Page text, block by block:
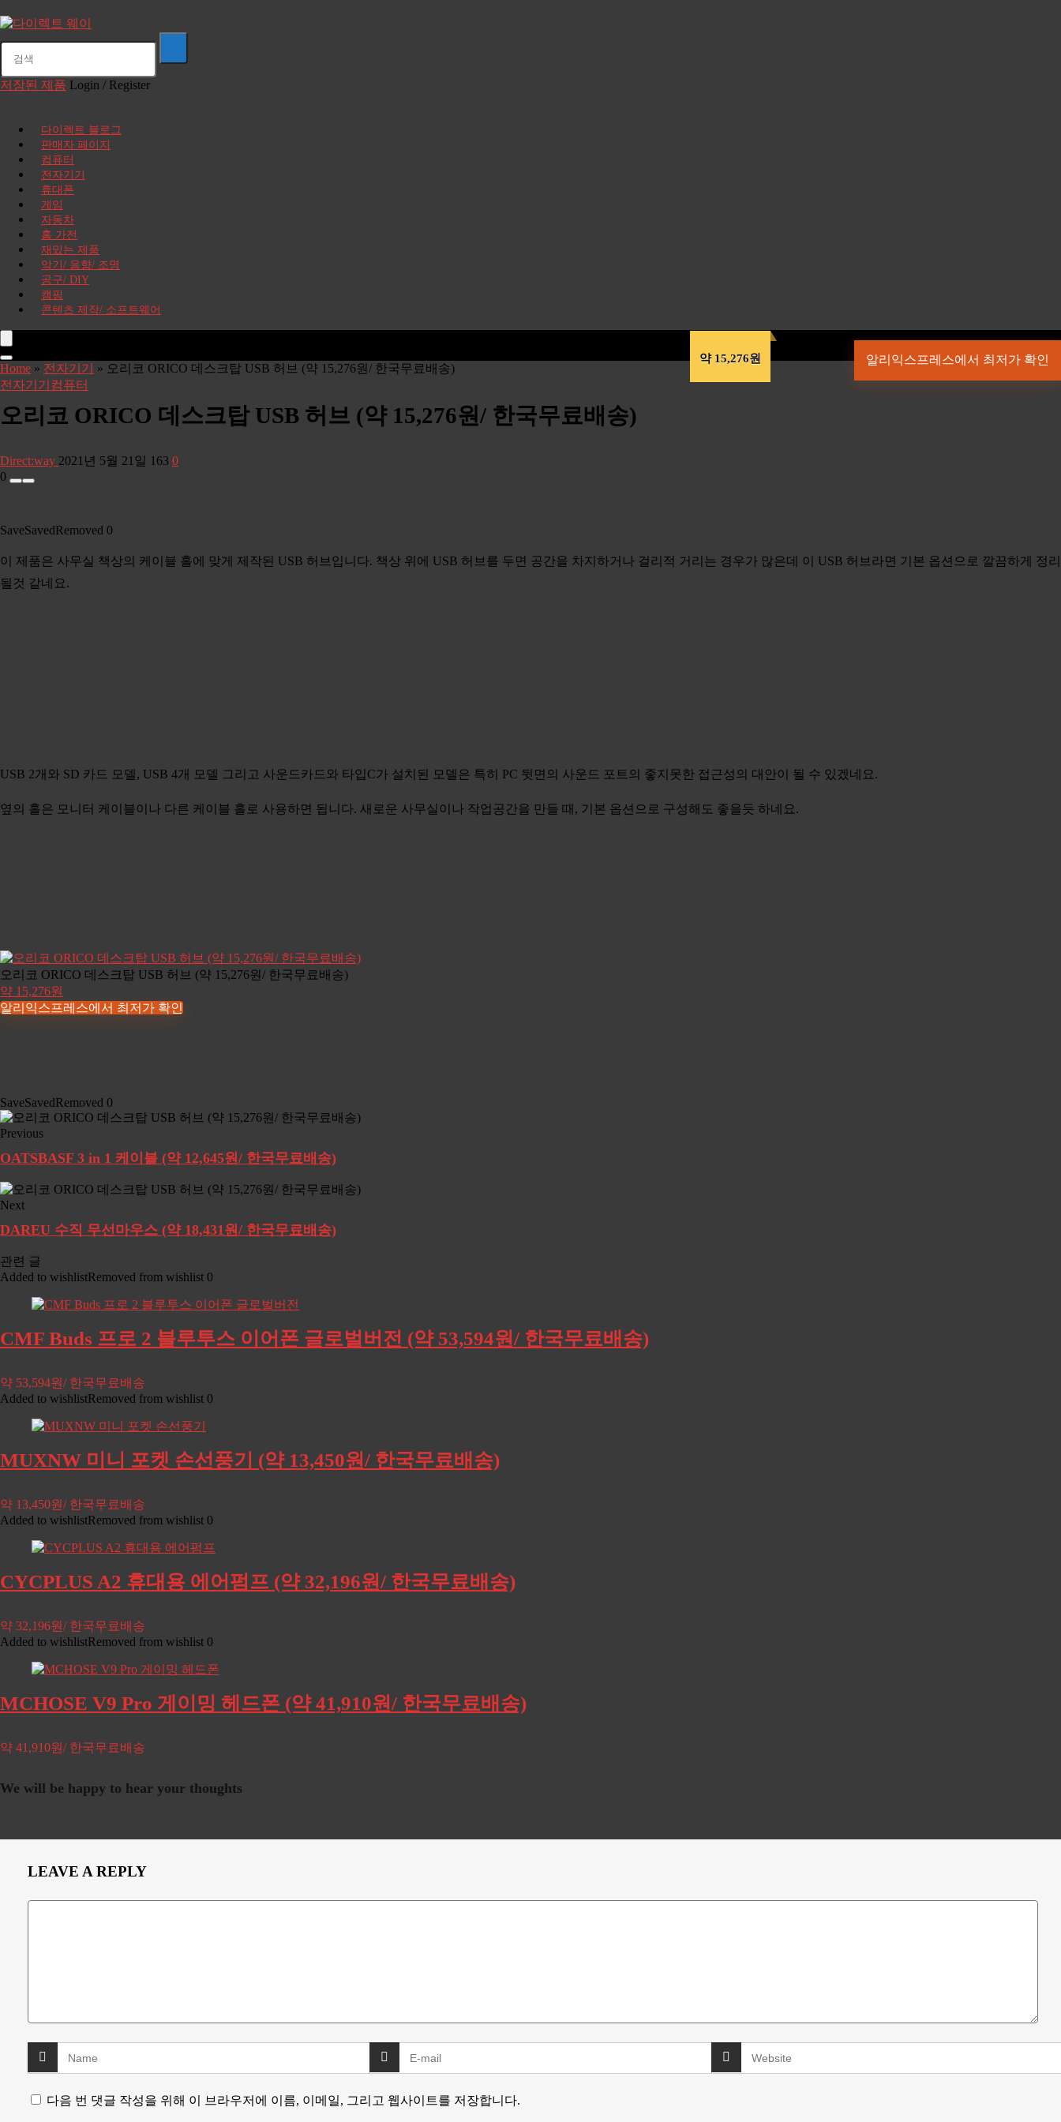
저장된 제품 Login / Register
다이렉트 블로그
판매자 페이지
컴퓨터
전자기기
휴대폰
게임
자동차
홈 가전
재밌는 제품
악기/ 음향/ 조명
공구/ DIY
캠핑
콘텐츠 제작/ 소프트웨어
약 15,276원 알리익스프레스에서 최저가 확인
Home » 전자기기 » 오리코 ORICO 데스크탑 USB 허브 (약 15,276원/ 한국무료배송)
전자기기 컴퓨터
오리코 ORICO 데스크탑 USB 허브 (약 15,276원/ 한국무료배송)
Direct:way 2021년 5월 21일 163 0
0
SaveSavedRemoved 0
이 제품은 사무실 책상의 케이블 홀에 맞게 제작된 USB 허브입니다. 책상 위에 USB 허브를 두면 공간을 차지하거나 걸리적 거리는 경우가 많은데 이 USB 허브라면 기본 옵션으로 깔끔하게 정리
될것 같네요.
USB 2개와 SD 카드 모델, USB 4개 모델 그리고 사운드카드와 타입C가 설치된 모델은 특히 PC 뒷면의 사운드 포트의 좋지못한 접근성의 대안이 될 수 있겠네요.
옆의 홀은 모니터 케이블이나 다른 케이블 홀로 사용하면 됩니다. 새로운 사무실이나 작업공간을 만들 때, 기본 옵션으로 구성해도 좋을듯 하네요.
오리코 ORICO 데스크탑 USB 허브 (약 15,276원/ 한국무료배송)
약 15,276원
알리익스프레스에서 최저가 확인
SaveSavedRemoved 0
Previous
OATSBASF 3 in 1 케이블 (약 12,645원/ 한국무료배송)
Next
DAREU 수직 무선마우스 (약 18,431원/ 한국무료배송)
관련 글
Added to wishlistRemoved from wishlist 0
CMF Buds 프로 2 블루투스 이어폰 글로벌버전 (약 53,594원/ 한국무료배송)
약 53,594원/ 한국무료배송
Added to wishlistRemoved from wishlist 0
MUXNW 미니 포켓 손선풍기 (약 13,450원/ 한국무료배송)
약 13,450원/ 한국무료배송
Added to wishlistRemoved from wishlist 0
CYCPLUS A2 휴대용 에어펌프 (약 32,196원/ 한국무료배송)
약 32,196원/ 한국무료배송
Added to wishlistRemoved from wishlist 0
MCHOSE V9 Pro 게이밍 헤드폰 (약 41,910원/ 한국무료배송)
약 41,910원/ 한국무료배송
We will be happy to hear your thoughts
LEAVE A REPLY
다음 번 댓글 작성을 위해 이 브라우저에 이름, 이메일, 그리고 웹사이트를 저장합니다.